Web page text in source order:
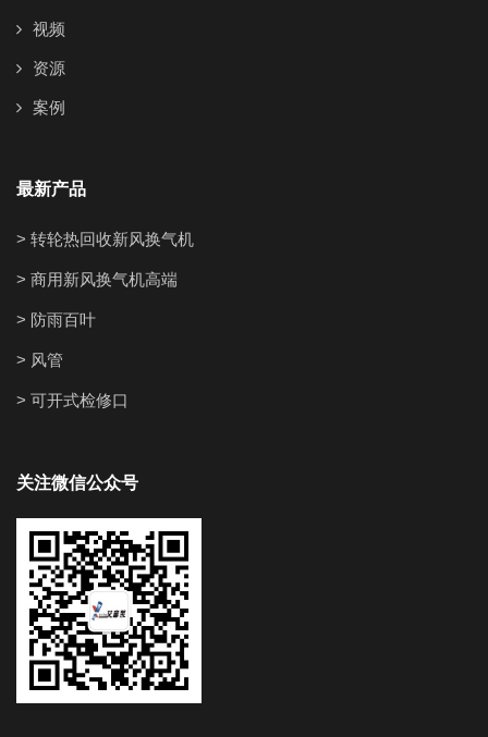
视频
资源
案例
最新产品
> 转轮热回收新风换气机
> 商用新风换气机高端
> 防雨百叶
> 风管
> 可开式检修口
关注微信公众号